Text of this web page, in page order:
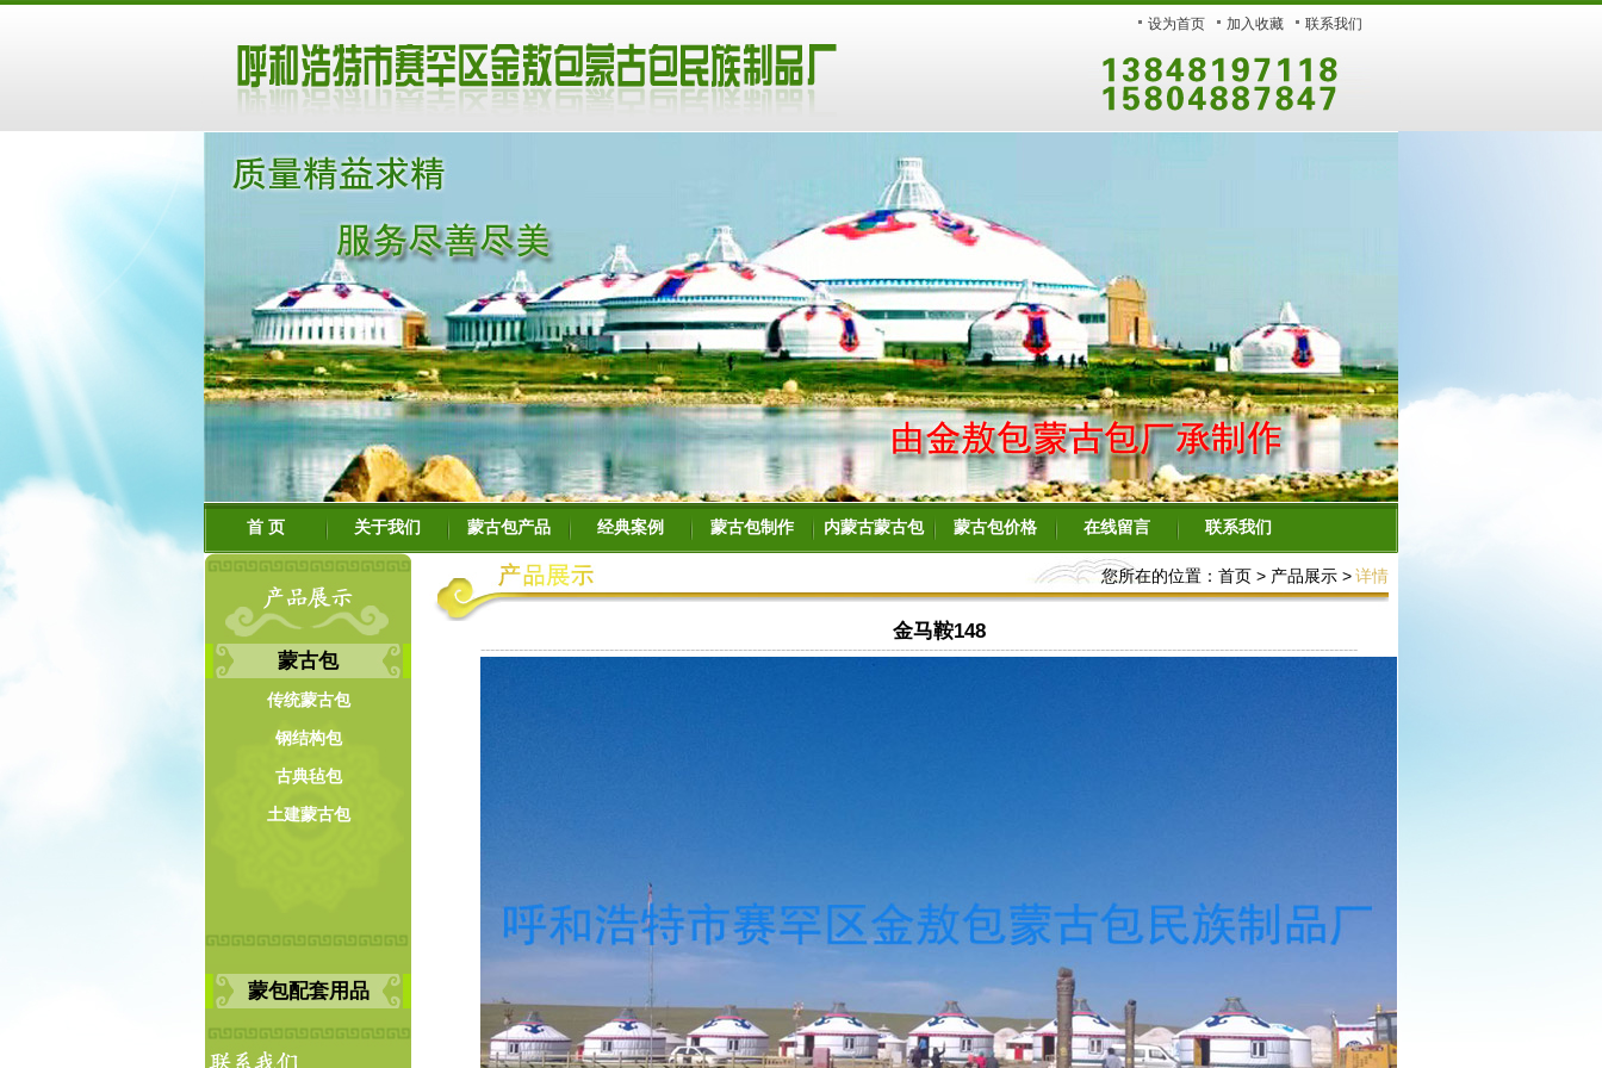
设为首页 加入收藏 联系我们
首 页 关于我们 蒙古包产品 经典案例 蒙古包制作 内蒙古蒙古包 蒙古包价格 在线留言 联系我们
蒙古包
传统蒙古包
钢结构包
古典毡包
土建蒙古包
蒙包配套用品
您所在的位置： 首页>产品展示>详情
金马鞍148
----------------------------------------------------------------------------------------------------------------------------------------------------------------------------------------